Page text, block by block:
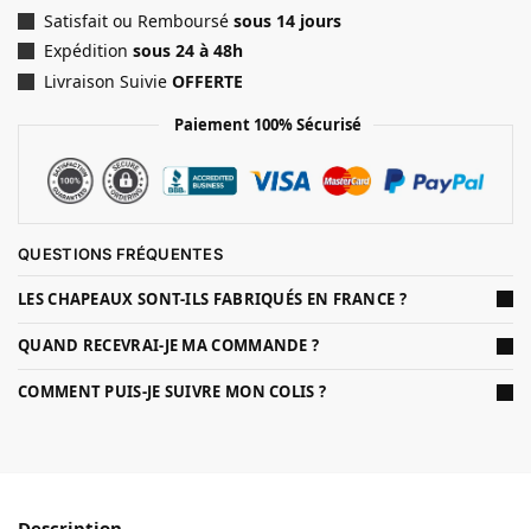
Satisfait ou Remboursé sous 14 jours
Expédition sous 24 à 48h
Livraison Suivie OFFERTE
Paiement 100% Sécurisé
QUESTIONS FRÉQUENTES
LES CHAPEAUX SONT-ILS FABRIQUÉS EN FRANCE ?
QUAND RECEVRAI-JE MA COMMANDE ?
COMMENT PUIS-JE SUIVRE MON COLIS ?